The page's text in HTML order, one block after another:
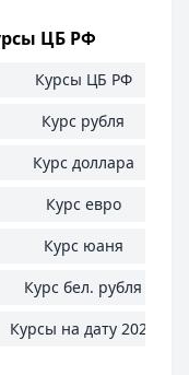
ЦБ РФ
Курсы ЦБ РФ
Курс рубля
Курс доллара
Курс евро
Курс юаня
Курс бел. рубля
Курсы на дату 2025